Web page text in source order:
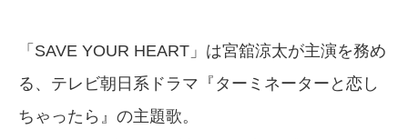
「SAVE YOUR HEART」は宮舘涼太が主演を務め
る、テレビ朝日系ドラマ『ターミネーターと恋し
ちゃったら』の主題歌。